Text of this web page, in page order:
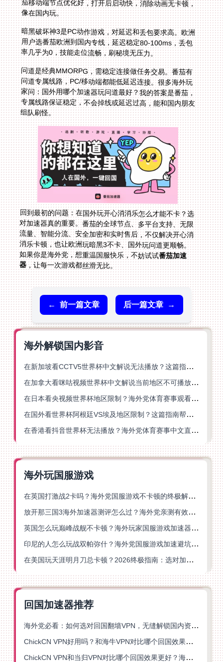
像在国内玩。
暗黑破坏神3是PC动作游戏，对延迟和丢包要求高。欧洲
用户选番茄欧洲到国内专线，延迟稳定80-100ms，丢包
率几乎为0，技能走位流畅，刷秘境无压力。
问道是经典MMORPG，需稳定连接做任务交易。番茄有
问道专属线路，PC/移动端都能低延迟连接。很多海外玩
家问：国外用哪个加速器玩问道最好？我的答案是番茄，
专属线路保证稳定，不会掉线或延迟过高，能和国内朋友
组队刷怪。
回到最初的问题：在国外玩开心消消乐怎么才能不卡？选
对加速器真的重要。番茄的全球节点、多平台支持、无限
流量、智能分流、安全加密和实时售后，不仅解决开心消
消乐卡顿，也让欧洲玩暗黑3不卡、国外玩问道更顺畅。
如果你是海外党，想重温国服快乐，不妨试试番茄加速
器，让每一次游戏都丝滑无比。
← 前一篇文章 后一篇文章 →
海外解锁国内影音
在新加坡看CCTV5世界杯中文解说无法播放？这篇指南帮你解锁海外体育直播自由
在加拿大看咪咕视频世界杯中文解说当前地区不可播放？这篇指南帮你一键解决
在日本看央视频世界杯地区限制？海外党体育赛事观看终极指南
在国外看世界杯阿根廷VS埃及地区限制？这篇指南帮你搞定中文直播+解说
在香港看抖音世界杯无法播放？海外党体育赛事中文直播终极指南
海外玩国服游戏
在英国打激战2卡吗？海外党国服游戏不卡顿的终极解决方案
放开那三国3海外加速器测评怎么过？海外党亲测有效的国服游戏加速指南
英国怎么玩巅峰战舰不卡顿？海外玩家国服游戏加速器终极指南
印尼的人怎么玩战双帕弥什？海外党国服游戏加速避坑指南
在美国玩天涯明月刀总卡顿？2026终极指南：选对加速器让你丝滑连招
回国加速器推荐
海外党必看：如何选对回国翻墙VPN，无缝解锁国内资源？
ChickCN VPN好用吗？和海牛VPN对比哪个回国效果更好？
ChickCN VPN和当归VPN对比哪个回国效果更好？海外党亲测后选了它